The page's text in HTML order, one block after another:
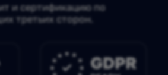
и сертификацию по
третьих сторон.